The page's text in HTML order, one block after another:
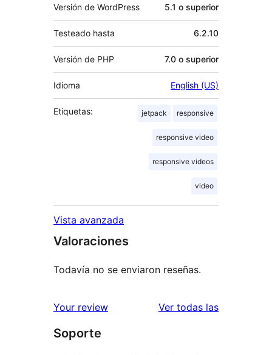
Versión de WordPress 5.1 o superior
Testeado hasta 6.2.10
Versión de PHP 7.0 o superior
Idioma English (US)
Etiquetas: jetpack responsive
responsive video
responsive videos
video
Vista avanzada
Valoraciones
Todavía no se enviaron reseñas.
Your review Ver todas lasreseñas
Soporte